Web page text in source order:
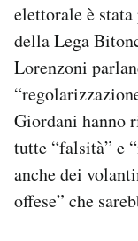
elettorale è
della Lega
Lorenzoni
Giordani hanno
tutte “falsità” e
anche dei
offese” che